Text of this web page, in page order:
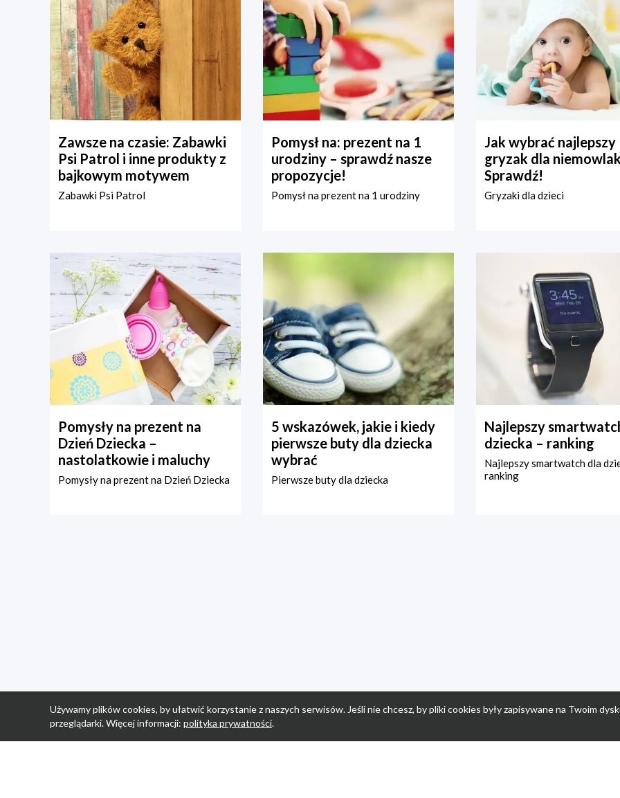
Zawsze na czasie: Zabawki
Psi Patrol i inne produkty z
bajkowym motywem
Zabawki Psi Patrol
Pomysł na: prezent na 1
urodziny – sprawdź nasze
propozycje!
Pomysł na prezent na 1 urodziny
Jak wybrać najlepszy
gryzak dla
Sprawdź!
Gryzaki dla dzieci
Pomysły na prezent na
Dzień Dziecka –
nastolatkowie i maluchy
Pomysły na prezent na Dzień Dziecka
5 wskazówek, jakie i kiedy
pierwsze buty dla dziecka
wybrać
Pierwsze buty dla dziecka
Najlepszy
dziecka – ranking
Najlepszy smartwatch dla
ranking
Używamy plików cookies, by ułatwić korzystanie z naszych serwisów. Jeśli nie chcesz, by pliki cookies były zapisywane na Twoim
przeglądarki. Więcej informacji: polityka prywatności.